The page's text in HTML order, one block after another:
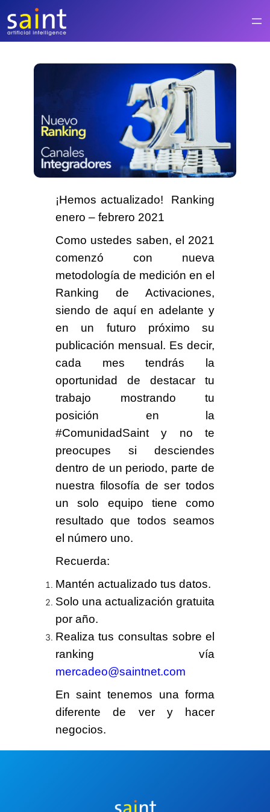
contenido
¡Hemos actualizado! Ranking
enero – febrero 2021
Como ustedes saben, el 2021
comenzó con nueva
metodología de medición en el
Ranking de Activaciones,
siendo de aquí en adelante y
en un futuro próximo su
publicación mensual. Es decir,
cada mes tendrás la
oportunidad de destacar tu
trabajo mostrando tu
posición en la
#ComunidadSainty no te
preocupes si desciendes
dentro de un periodo, parte de
nuestra filosofía de ser todos
un solo equipo tiene como
resultado que todos seamos
el número uno.
Recuerda:
Mantén actualizado tus datos.
Solo una actualización gratuita
por año.
Realiza tus consultas sobre el
ranking vía
mercadeo@saintnet.com
En saint tenemos una forma
diferente de ver y hacer
negocios.